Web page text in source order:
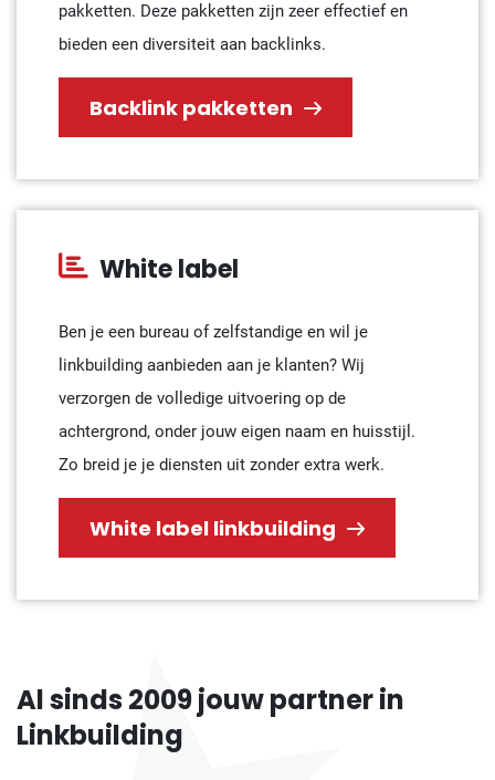
pakketten. Deze pakketten zijn zeer effectief en
bieden een diversiteit aan backlinks.
Backlink pakketten
White label
Ben je een bureau of zelfstandige en wil je
linkbuilding aanbieden aan je klanten? Wij
verzorgen de volledige uitvoering op de
achtergrond, onder jouw eigen naam en huisstijl.
Zo breid je je diensten uit zonder extra werk.
White label linkbuilding
Al sinds 2009 jouw partner in
Linkbuilding